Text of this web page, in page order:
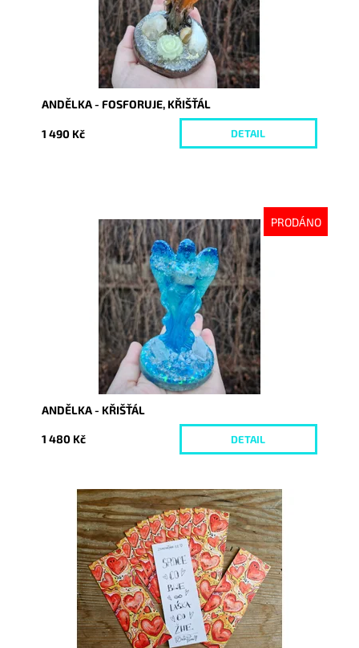
ANDĚLKA - FOSFORUJE, KŘIŠŤÁL
1 490 Kč DETAIL
PRODÁNO
Dostupnost:
Vyprodáno
10499
ANDĚLKA - KŘIŠŤÁL
1 480 Kč DETAIL
Dostupnost:
1
9900